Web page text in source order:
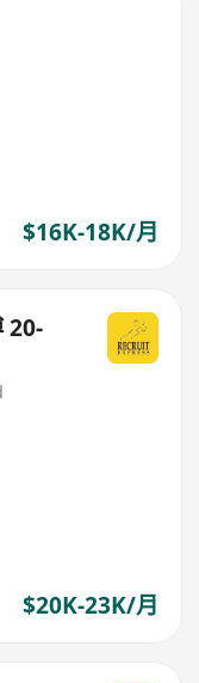
$16K-18K/月
20-
$20K-23K/月